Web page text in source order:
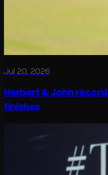
Jul 20, 2026
Herbert & John
finishes